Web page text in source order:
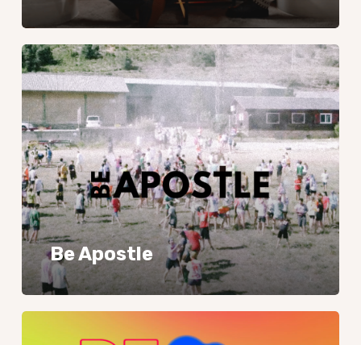
Be
Apostle
Be Apostle
De